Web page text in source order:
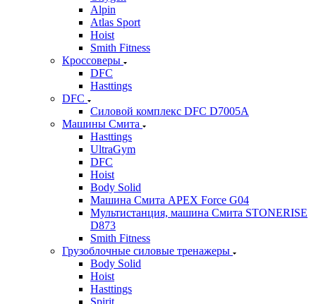
Alpin
Atlas Sport
Hoist
Smith Fitness
Кроссоверы
DFC
Hasttings
DFC
Силовой комплекс DFC D7005A
Машины Смита
Hasttings
UltraGym
DFC
Hoist
Body Solid
Машина Смита APEX Force G04
Мультистанция, машина Смита STONERISE
D873
Smith Fitness
Грузоблочные силовые тренажеры
Body Solid
Hoist
Hasttings
Spirit